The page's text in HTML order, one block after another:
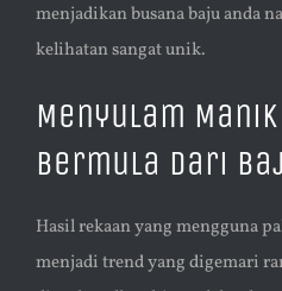
menjadikan busana baju anda
kelihatan sangat unik.
Menyulam
Bermula Dari
Hasil rekaan yang mengguna
menjadi trend yang digemari